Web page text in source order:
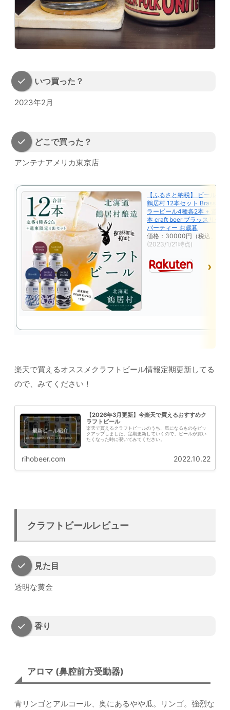
いつ買った？
2023年2月
どこで買った？
アンテナアメリカ東京店
【ふるさと納税】 ビール ク
鶴居村 12本セット Brasserie
ラービール4種各2本 + 道東
本 craft beer ブラッスリーノ
パーティー お歳暮
価格：30000円（税込、送料
(2023/1/21時点)
楽天で買えるオススメクラフトビール情報定期更新してる
ので、みてください！
【2026年3月更新】今楽天で買えるおすすめク
ラフトビール
楽天で買えるクラフトビールのうち、気になるものをピッ
クアップしました。定期更新していくので、ビールが買い
たくなった時に覗いてみてください。
rihobeer.com 2022.10.22
クラフトビールレビュー
見た目
透明な黄金
香り
アロマ (鼻腔前方受動器)
青リンゴとアルコール、奥にあるやや瓜。リンゴ。強烈な